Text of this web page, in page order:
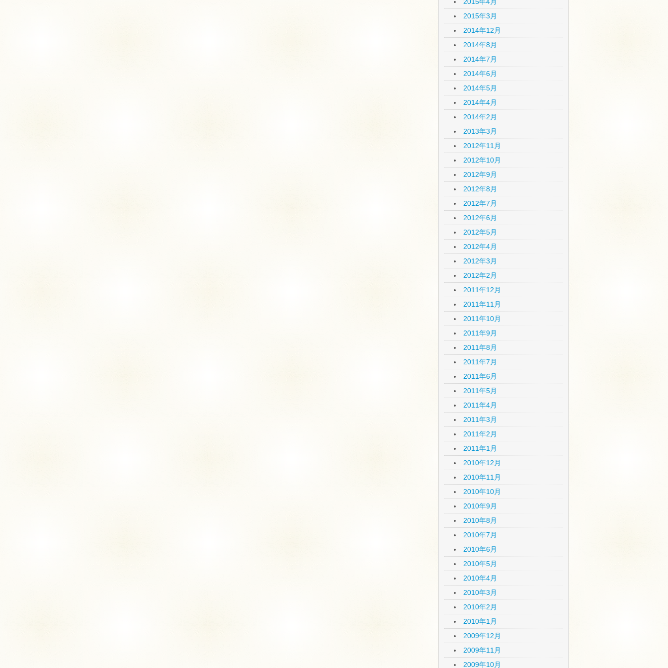
2015年3月
2014年12月
2014年8月
2014年7月
2014年6月
2014年5月
2014年4月
2014年2月
2013年3月
2012年11月
2012年10月
2012年9月
2012年8月
2012年7月
2012年6月
2012年5月
2012年4月
2012年3月
2012年2月
2011年12月
2011年11月
2011年10月
2011年9月
2011年8月
2011年7月
2011年6月
2011年5月
2011年4月
2011年3月
2011年2月
2011年1月
2010年12月
2010年11月
2010年10月
2010年9月
2010年8月
2010年7月
2010年6月
2010年5月
2010年4月
2010年3月
2010年2月
2010年1月
2009年12月
2009年11月
2009年10月